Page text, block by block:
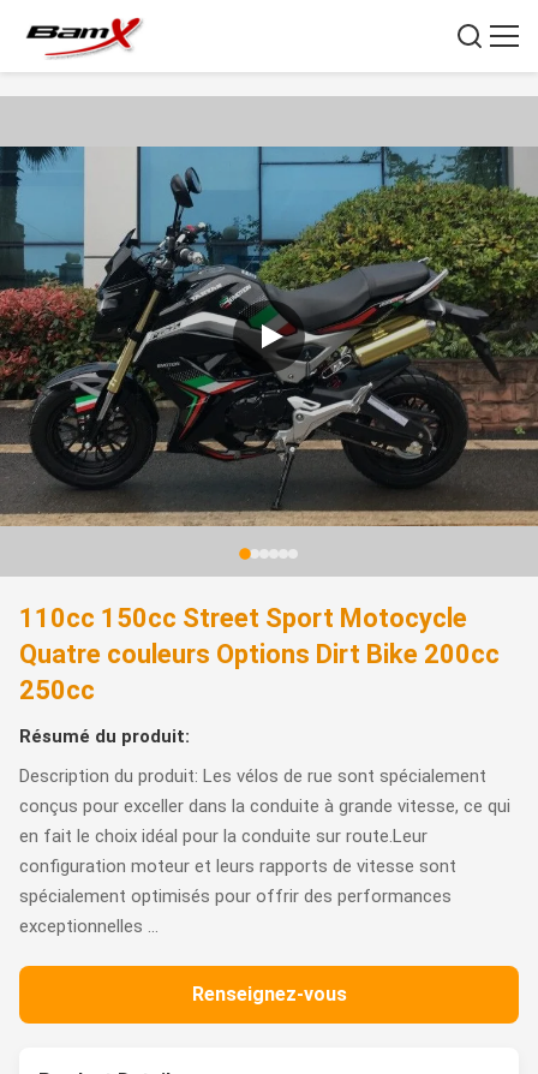
110cc 150cc Street Sport Motocycle
Quatre couleurs Options Dirt Bike 200cc
250cc
Résumé du produit:
Description du produit: Les vélos de rue sont spécialement
conçus pour exceller dans la conduite à grande vitesse, ce qui
en fait le choix idéal pour la conduite sur route.Leur
configuration moteur et leurs rapports de vitesse sont
spécialement optimisés pour offrir des performances
exceptionnelles ...
Renseignez-vous